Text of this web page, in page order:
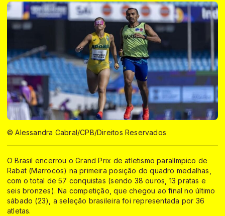
© Alessandra Cabral/CPB/Direitos Reservados
O Brasil encerrou o Grand Prix de atletismo paralímpico de
Rabat (Marrocos) na primeira posição do quadro medalhas,
com o total de 57 conquistas (sendo 38 ouros, 13 pratas e
seis bronzes). Na competição, que chegou ao final no último
sábado (23), a seleção brasileira foi representada por 36
atletas.